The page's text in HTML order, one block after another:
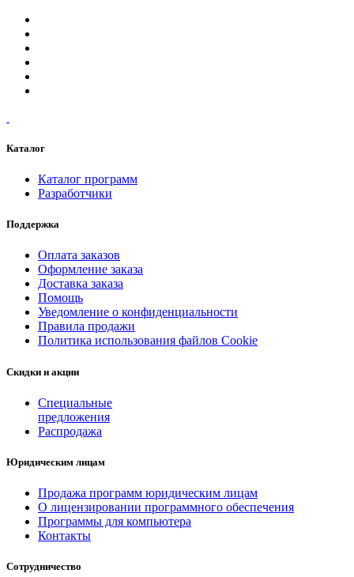
Каталог
Каталог программ
Разработчики
Поддержка
Оплата заказов
Оформление заказа
Доставка заказа
Помощь
Уведомление о конфиденциальности
Правила продажи
Политика использования файлов Cookie
Скидки и акции
Специальные
предложения
Распродажа
Юридическим лицам
Продажа программ юридическим лицам
О лицензировании программного обеспечения
Программы для компьютера
Контакты
Сотрудничество